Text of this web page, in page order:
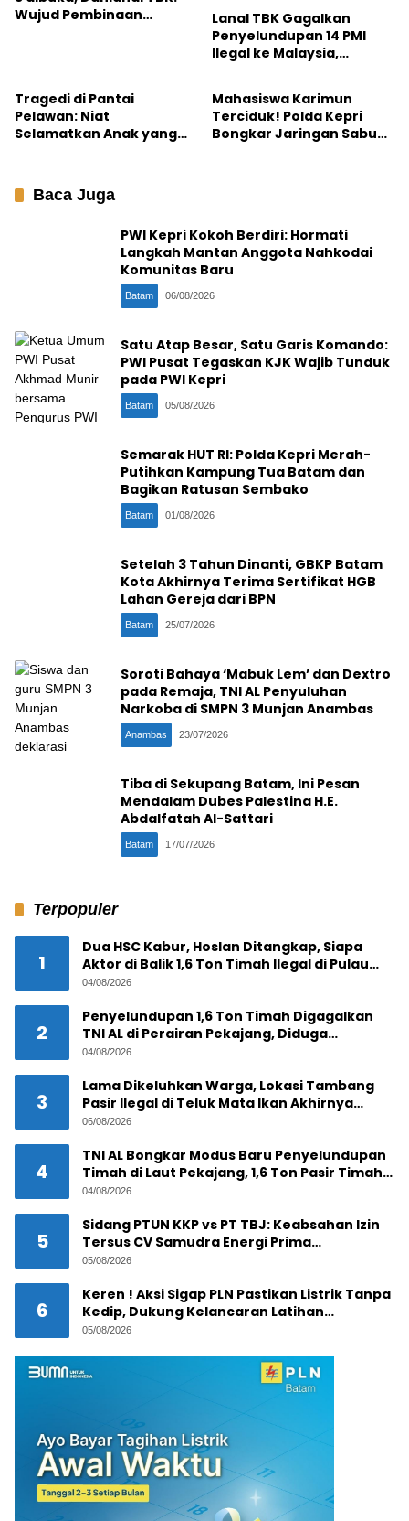
Wujud Pembinaan
Lanal TBK Gagalkan
Penyelundupan 14 PMI
Ilegal ke Malaysia,
Tembakan Peringatan
Tragedi di Pantai
Pelawan: Niat
Selamatkan Anak yang
Crime Story
Mahasiswa Karimun
Terciduk! Polda Kepri
Bongkar Jaringan Sabu
Baca Juga
PWI Kepri Kokoh Berdiri: Hormati
Langkah Mantan Anggota Nahkodai
Komunitas Baru
Batam 06/08/2026
Satu Atap Besar, Satu Garis Komando:
PWI Pusat Tegaskan KJK Wajib Tunduk
pada PWI Kepri
Batam 05/08/2026
Semarak HUT RI: Polda Kepri Merah-
Putihkan Kampung Tua Batam dan
Bagikan Ratusan Sembako
Batam 01/08/2026
Setelah 3 Tahun Dinanti, GBKP Batam
Kota Akhirnya Terima Sertifikat HGB
Lahan Gereja dari BPN
Batam 25/07/2026
Soroti Bahaya ‘Mabuk Lem’ dan Dextro
pada Remaja, TNI AL Penyuluhan
Narkoba di SMPN 3 Munjan Anambas
Anambas 23/07/2026
Tiba di Sekupang Batam, Ini Pesan
Mendalam Dubes Palestina H.E.
Abdalfatah Al-Sattari
Batam 17/07/2026
Terpopuler
1
Dua HSC Kabur, Hoslan Ditangkap, Siapa
Aktor di Balik 1,6 Ton Timah Ilegal di Pulau
Pekajang ?
04/08/2026
2
Penyelundupan 1,6 Ton Timah Digagalkan
TNI AL di Perairan Pekajang, Diduga
Melibatkan Jaringan Internasional
04/08/2026
3
Lama Dikeluhkan Warga, Lokasi Tambang
Pasir Ilegal di Teluk Mata Ikan Akhirnya
Digerebek
06/08/2026
4
TNI AL Bongkar Modus Baru Penyelundupan
Timah di Laut Pekajang, 1,6 Ton Pasir Timah
Disembunyikan di Bawah Kerambah, Diduga
04/08/2026
5
Sidang PTUN KKP vs PT TBJ: Keabsahan Izin
Tersus CV Samudra Energi Prima
Dipertanyakan
05/08/2026
6
Keren ! Aksi Sigap PLN Pastikan Listrik Tanpa
Kedip, Dukung Kelancaran Latihan
Terintegrasi Trimatra 2026 di Dabo Singkep
05/08/2026